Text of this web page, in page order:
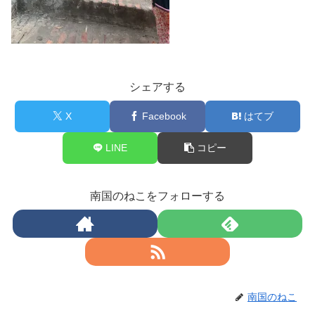
シェアする
X Facebook はてブ
LINE コピー
南国のねこをフォローする
南国のねこ